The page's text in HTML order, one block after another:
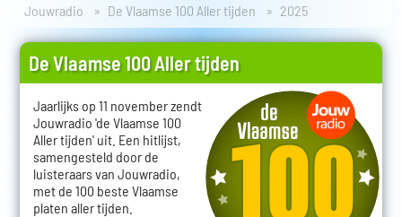
Jouwradio De Vlaamse 100 Aller tijden 2025
De Vlaamse 100 Aller tijden
Jaarlijks op 11 november zendt
Jouwradio 'de Vlaamse 100
Aller tijden' uit. Een hitlijst,
samengesteld door de
luisteraars van Jouwradio,
met de 100 beste Vlaamse
platen aller tijden.